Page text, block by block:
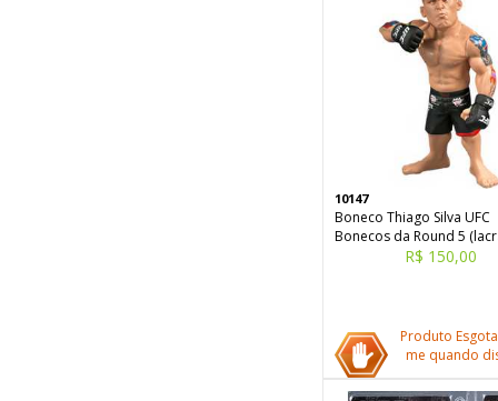
10147
Boneco Thiago Silva UFC
Bonecos da Round 5
R$ 150,00
Produto
me quando